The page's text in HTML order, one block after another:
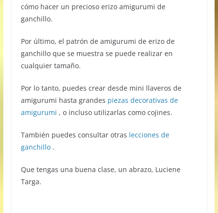
cómo hacer un precioso erizo amigurumi de
ganchillo.
Por último, el patrón de amigurumi de erizo de
ganchillo que se muestra se puede realizar en
cualquier tamaño.
Por lo tanto, puedes crear desde mini llaveros de
amigurumi hasta grandes piezas decorativas de
amigurumi , o incluso utilizarlas como cojines.
También puedes consultar otras lecciones de
ganchillo.
Que tengas una buena clase, un abrazo, Luciene
Targa.